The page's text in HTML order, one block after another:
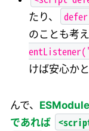
たり、
defer
のことも考
けば安心かと
んで、
であれば